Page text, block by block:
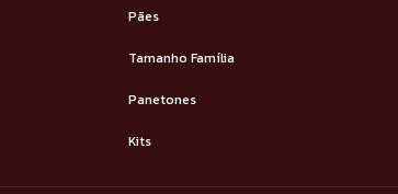
Pães
Tamanho Família
Panetones
Kits